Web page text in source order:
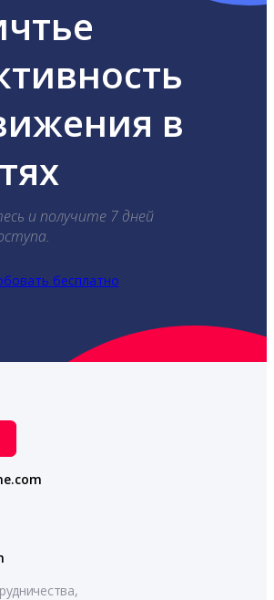
в
и получите 7 дней
бесплатно